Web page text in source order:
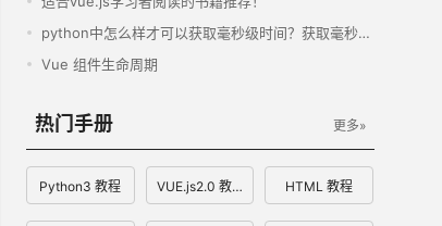
python中怎么样才可以获取毫秒级时间？获取毫秒级时间方法分享！
Vue 组件生命周期
热门手册 更多»
Python3 教程 VUE.js2.0 教程 HTML 教程